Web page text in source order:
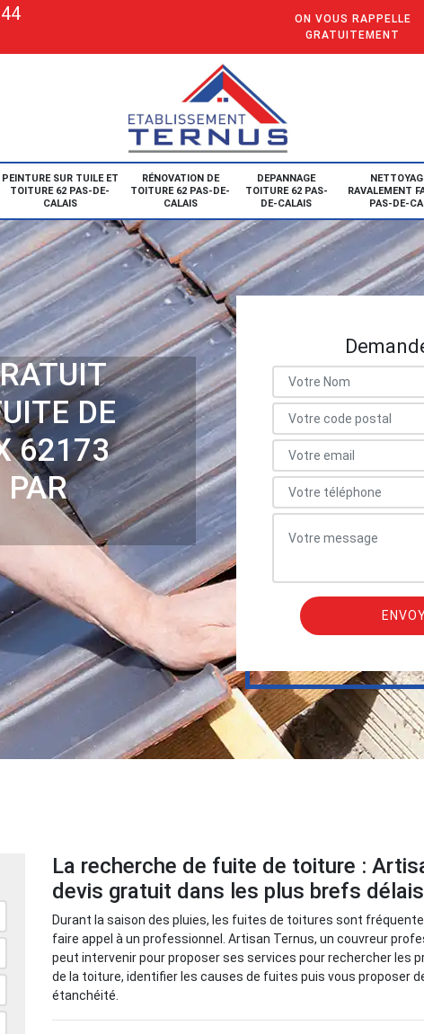
ON VOUS RAPPELLE
GRATUITEMENT
PEINTURE SUR TUILE ET
TOITURE 62 PAS-DE-
CALAIS
RÉNOVATION DE
TOITURE 62 PAS-DE-
CALAIS
DEPANNAGE
TOITURE 62 PAS-
DE-CALAIS
RAVALEMENT
PAS-DE-
DE
62173
La recherche de fuite de toiture :
devis gratuit dans les plus brefs
Durant la saison des pluies, les fuites de toitures sont
faire appel à un professionnel. Artisan Ternus, un couvreur
peut intervenir pour proposer ses services pour rechercher les
de la toiture, identifier les causes de fuites puis vous proposer
étanchéité.